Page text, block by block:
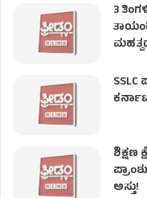
3
ಶಿಕ್ಷಣ
ಅಸ್ತು!